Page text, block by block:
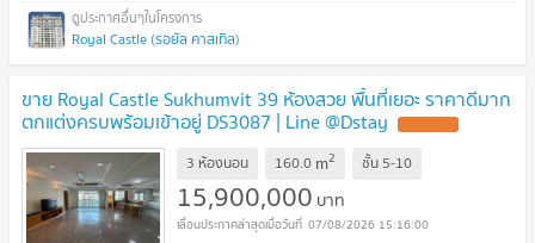
Royal Castle (รอยัล คาสเทิล)
ขาย Royal Castle Sukhumvit 39 ห้องสวย พื้นที่เยอะ ราคาดีมาก
ตกแต่งครบพร้อมเข้าอยู่ DS3087 | Line @Dstay
3 ห้องนอน 160.0 m2 ชั้น 5-10
15,900,000 บาท
07/08/2026 15:16:00